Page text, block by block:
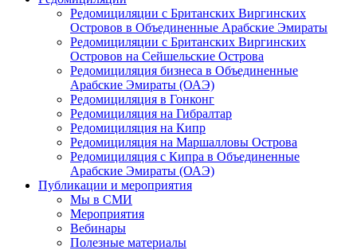
Редомициляции с Британских Виргинских
Островов в Объединенные Арабские Эмираты
Редомициляции с Британских Виргинских
Островов на Сейшельские Острова
Редомициляция бизнеса в Объединенные
Арабские Эмираты (ОАЭ)
Редомициляция в Гонконг
Редомициляция на Гибралтар
Редомициляция на Кипр
Редомициляция на Маршалловы Острова
Редомициляция с Кипра в Объединенные
Арабские Эмираты (ОАЭ)
Публикации и мероприятия
Мы в СМИ
Мероприятия
Вебинары
Полезные материалы